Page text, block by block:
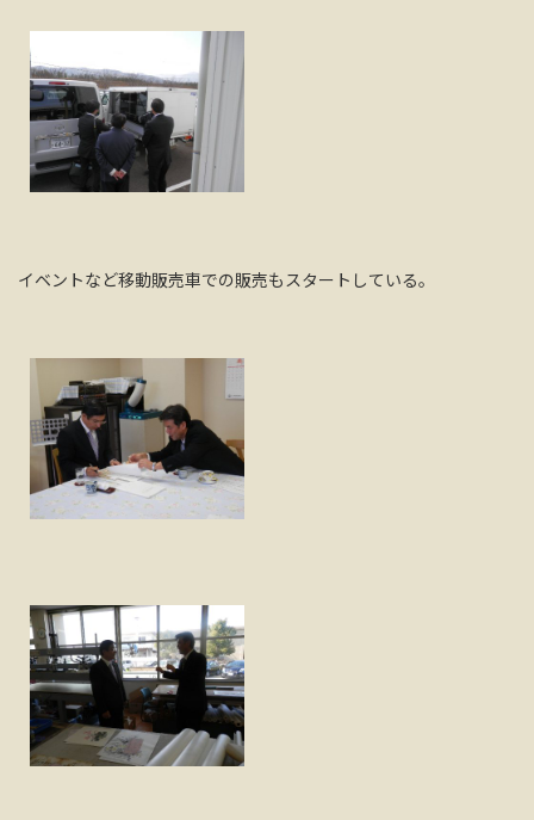
イベントなど移動販売車での販売もスタートしている。